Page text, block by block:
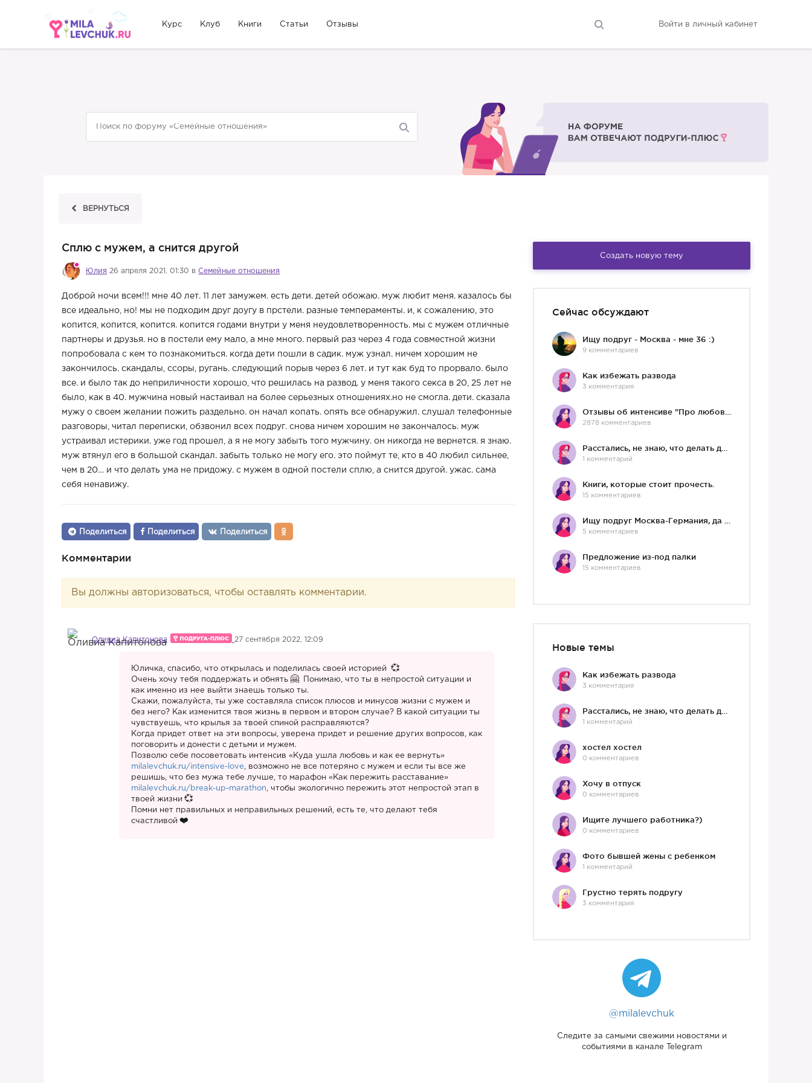
Курс Клуб Книги Статьи Отзывы Войти в личный кабинет
ВЕРНУТЬСЯ
Сплю с мужем, а снится другой
Юлия 26 апреля 2021, 01:30 в Семейные отношения
Доброй ночи всем!!! мне 40 лет. 11 лет замужем. есть дети. детей обожаю. муж любит меня. казалось бы
все идеально, но! мы не подходим друг доугу в прстели. разные темпераменты. и, к сожалению, это
копится, копится, копится. копится годами внутри у меня неудовлетворенность. мы с мужем отличные
партнеры и друзья. но в постели ему мало, а мне много. первый раз через 4 года совместной жизни
попробовала с кем то познакомиться. когда дети пошли в садик. муж узнал. ничем хорошим не
закончилось. скандалы, ссоры, ругань. следующий порыв через 6 лет. и тут как буд то прорвало. было
все. и было так до неприличности хорошо, что решилась на развод. у меня такого секса в 20, 25 лет не
было, как в 40. мужчина новый настаивал на более серьезных отношениях.но не смогла. дети. сказала
мужу о своем желании пожить раздельно. он начал копать. опять все обнаружил. слушал телефонные
разговоры, читал переписки, обзвонил всех подруг. снова ничем хорошим не закончалось. муж
устраивал истерики. уже год прошел, а я не могу забыть того мужчину. он никогда не вернется. я знаю.
муж втянул его в большой скандал. забыть только не могу его. это поймут те, кто в 40 любил сильнее,
чем в 20… и что делать ума не придожу. с мужем в одной постели сплю, а снится другой. ужас. сама
себя ненавижу.
Поделиться Поделиться Поделиться
Комментарии
Вы должны авторизоваться, чтобы оставлять комментарии.
Оливиа Капитонова 27 сентября 2022, 12:09
Юличка, спасибо, что открылась и поделилась своей историей
Очень хочу тебя поддержать и обнять
Понимаю, что ты в непростой ситуации и
как именно из нее выйти знаешь только ты.
Скажи, пожалуйста, ты уже составляла список плюсов и минусов жизни с мужем и
без него? Как изменится твоя жизнь в первом и втором случае? В какой ситуации ты
чувствуешь, что крылья за твоей спиной расправляются?
Когда придет ответ на эти вопросы, уверена придет и решение других вопросов, как
поговорить и донести с детьми и мужем.
Позволю себе посоветовать интенсив «Куда ушла любовь и как ее вернуть»
milalevchuk.ru/intensive-love , возможно не все потеряно с мужем и если ты все же
решишь, что без мужа тебе лучше, то марафон «Как пережить расставание»
milalevchuk.ru/break-up-marathon , чтобы экологично пережить этот непростой этап в
твоей жизни
Помни нет правильных и неправильных решений, есть те, что делают тебя
счастливой
Создать новую тему
Сейчас обсуждают
Ищу подруг - Москва - мне 36 :)
9 комментариев
Как избежать развода
3 комментария
2878 комментариев
1 комментарий
Книги, которые стоит прочесть.
15 комментариев
5 комментариев
Предложение из-под палки
15 комментариев
Новые темы
Как избежать развода
3 комментария
1 комментарий
хостел хостел
0 комментариев
Хочу в отпуск
0 комментариев
Ищите лучшего работника?)
0 комментариев
Фото бывшей жены с ребенком
1 комментарий
Грустно терять подругу
3 комментария
@milalevchuk
Следите за самыми свежими новостями и
событиями в канале Telegram